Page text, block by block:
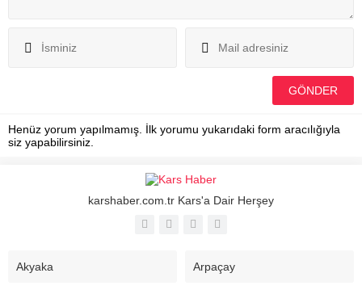
Henüz yorum yapılmamış. İlk yorumu yukarıdaki form aracılığıyla
siz yapabilirsiniz.
karshaber.com.tr Kars'a Dair Herşey
Akyaka Arpaçay